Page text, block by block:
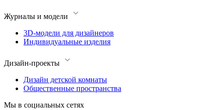
Журналы и модели
3D-модели для дизайнеров
Индивидуальные изделия
Дизайн-проекты
Дизайн детской комнаты
Общественные пространства
Мы в социальных сетях